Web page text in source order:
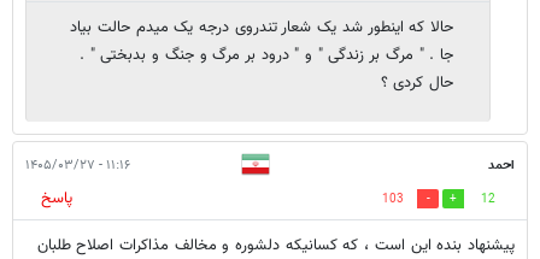
حالا که اینطور شد یک شعار تندروی درجه یک میدم حالت بیاد
جا . " مرگ بر زندگی " و " درود بر مرگ و جنگ و بدبختی " .
حال کردی ؟
احمد ۱۱:۱۶ - ۱۴۰۵/۰۳/۲۷
12
103
پاسخ
پیشنهاد بنده این است ، که کسانیکه دلشوره و مخالف مذاکرات اصلاح طلبان